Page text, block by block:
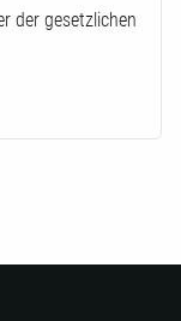
der gesetzlichen